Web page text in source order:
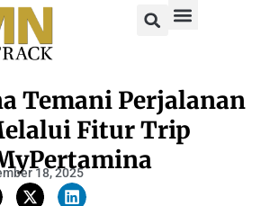
Temani Perjalanan
Fitur Trip
18, 2025